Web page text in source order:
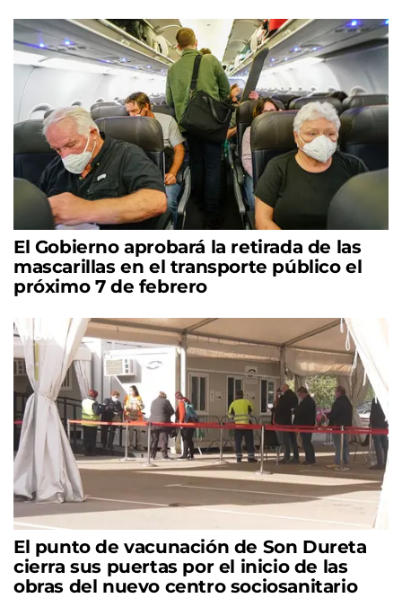
El Gobierno aprobará la retirada de las
mascarillas en el transporte público el
próximo 7 de febrero
El punto de vacunación de Son Dureta
cierra sus puertas por el inicio de las
obras del nuevo centro sociosanitario